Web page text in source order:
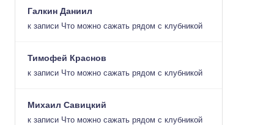
Галкин Даниил
к записи Что можно сажать рядом с клубникой
Тимофей Краснов
к записи Что можно сажать рядом с клубникой
Михаил Савицкий
к записи Что можно сажать рядом с клубникой